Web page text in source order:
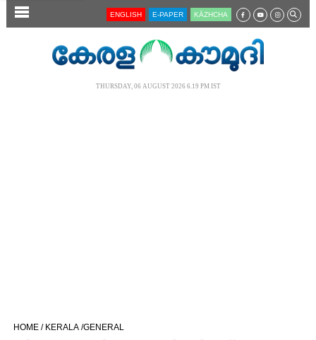
SECTIONS
CINEMA
ENGLISH E-PAPER KĀZHCHA
THURSDAY, 06 AUGUST 2026 6.19 PM IST
HOME / KERALA /GENERAL